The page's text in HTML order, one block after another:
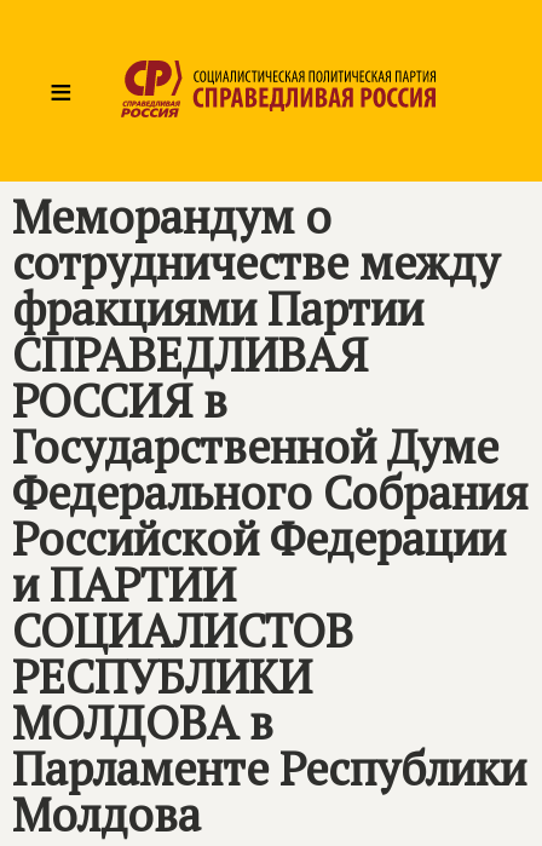
≡
Меморандум о
сотрудничестве между
фракциями Партии
СПРАВЕДЛИВАЯ
РОССИЯв
Государственной Думе
Федерального Собрания
Российской Федерации
и ПАРТИИ
СОЦИАЛИСТОВ
РЕСПУБЛИКИ
МОЛДОВА в
Парламенте Республики
Молдова